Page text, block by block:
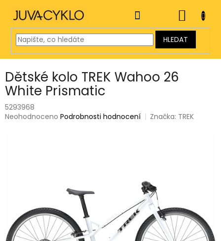
obsah
HLEDAT
KOŠÍK
Dětské kolo TREK Wahoo 26
White Prismatic
5293968
Průměrné
Neohodnoceno Podrobnosti hodnocení Značka: TREK